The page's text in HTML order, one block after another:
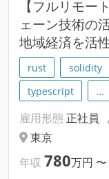
【フルリモー
ェーン技術の
地域経済を活
rust solidity
typescript
…
雇用形態 正社員
東京
年収 780万円 〜